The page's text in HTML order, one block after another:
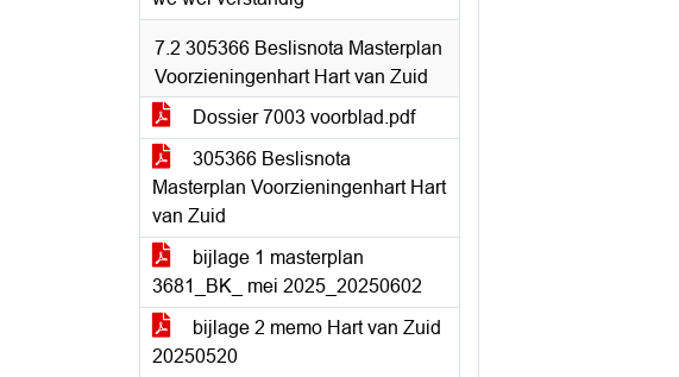
7.2 305366 Beslisnota Masterplan
Voorzieningenhart Hart van Zuid
Dossier 7003 voorblad.pdf
305366 Beslisnota
Masterplan Voorzieningenhart Hart
van Zuid
bijlage 1 masterplan
3681_BK_ mei 2025_20250602
bijlage 2 memo Hart van Zuid
20250520